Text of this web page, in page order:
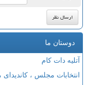
دوستان ما
آتلیه دات کام
انتخابات مجلس ،